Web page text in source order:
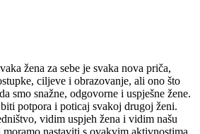
žena za sebe je svaka nova priča,
ciljeve i obrazovanje, ali ono što
smo snažne, odgovorne i uspješne žene.
potpora i poticaj svakoj drugoj ženi.
vidim uspjeh žena i vidim našu
nastaviti s ovakvim aktivnostima,